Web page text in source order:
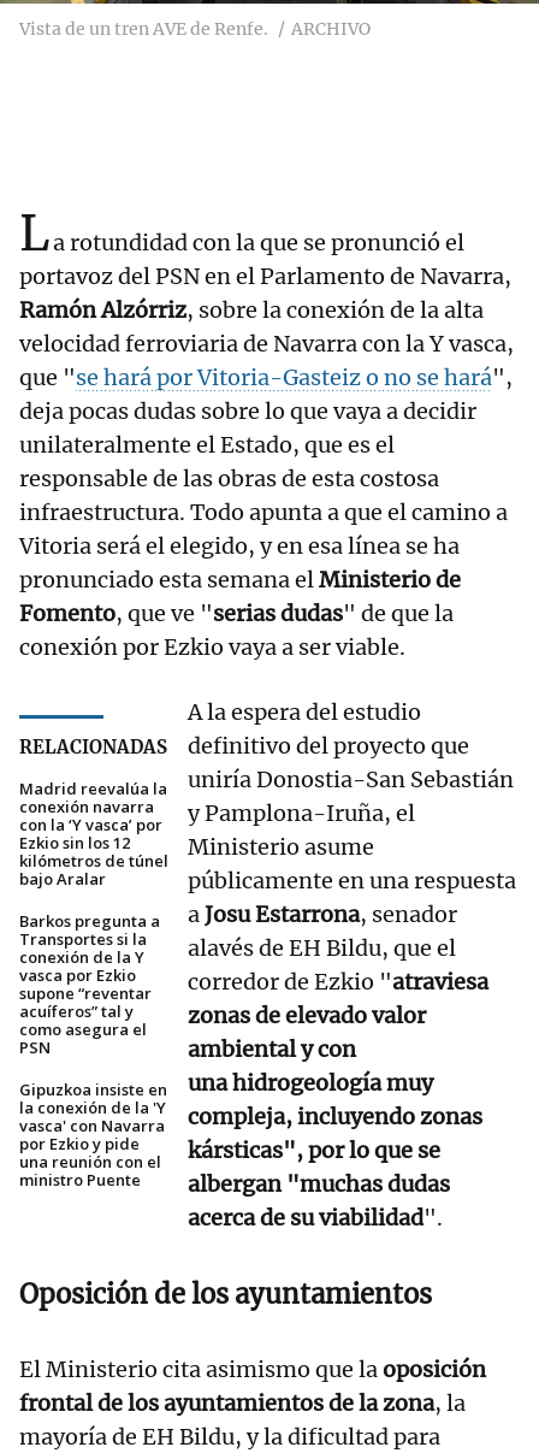
Vista de un tren AVE de Renfe. ARCHIVO
La rotundidad con la que se pronunció el
portavoz del PSN en el Parlamento de Navarra,
Ramón Alzórriz, sobre la conexión de la alta
velocidad ferroviaria de Navarra con la Y vasca,
que "se hará por Vitoria-Gasteiz o no se hará",
deja pocas dudas sobre lo que vaya a decidir
unilateralmente el Estado, que es el
responsable de las obras de esta costosa
infraestructura. Todo apunta a que el camino a
Vitoria será el elegido, y en esa línea se ha
pronunciado esta semana elMinisterio de
Fomento, que ve "serias dudas" de que la
conexión por Ezkio vaya a ser viable.
RELACIONADAS
Madrid reevalúa la
conexión navarra
con la ‘Y vasca’ por
Ezkio sin los 12
kilómetros de túnel
bajo Aralar
Barkos pregunta a
Transportes si la
conexión de la Y
vasca por Ezkio
supone “reventar
acuíferos” tal y
como asegura el
PSN
Gipuzkoa insiste en
la conexión de la 'Y
vasca' con Navarra
por Ezkio y pide
una reunión con el
ministro Puente
A la espera del estudio
definitivo del proyecto que
uniría Donostia-San Sebastián
y Pamplona-Iruña, el
Ministerio asume
públicamente en una respuesta
aJosu Estarrona, senador
alavés de EH Bildu, que el
corredor de Ezkio "atraviesa
zonas de elevado valor
ambiental y con
una hidrogeología muy
compleja, incluyendo zonas
kársticas", por lo que se
albergan "muchas dudas
acerca de su viabilidad".
Oposición de los ayuntamientos
El Ministerio cita asimismo que laoposición
frontal de los ayuntamientos de la zona, la
mayoría de EH Bildu, y la dificultad para